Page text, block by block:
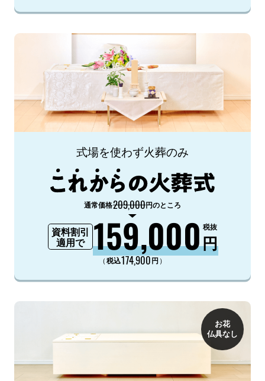
式場を使わず火葬のみ
通常価格209,000円のところ
資料割引
適用で
159,000円
税抜
（税込174,900円 ）
お花
仏具なし